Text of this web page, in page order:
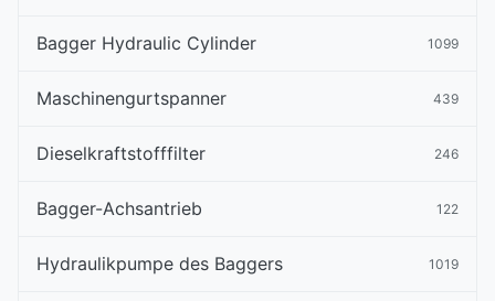
Bagger Hydraulic Cylinder 1099
Maschinengurtspanner 439
Dieselkraftstofffilter 246
Bagger-Achsantrieb 122
Hydraulikpumpe des Baggers 1019